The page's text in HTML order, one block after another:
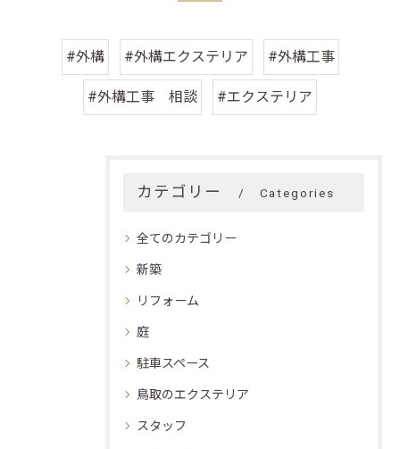
#外構 #外構エクステリア #外構工事
#外構工事 相談 #エクステリア
カテゴリー Categories
全てのカテゴリー
新築
リフォーム
庭
駐車スペース
鳥取のエクステリア
スタッフ